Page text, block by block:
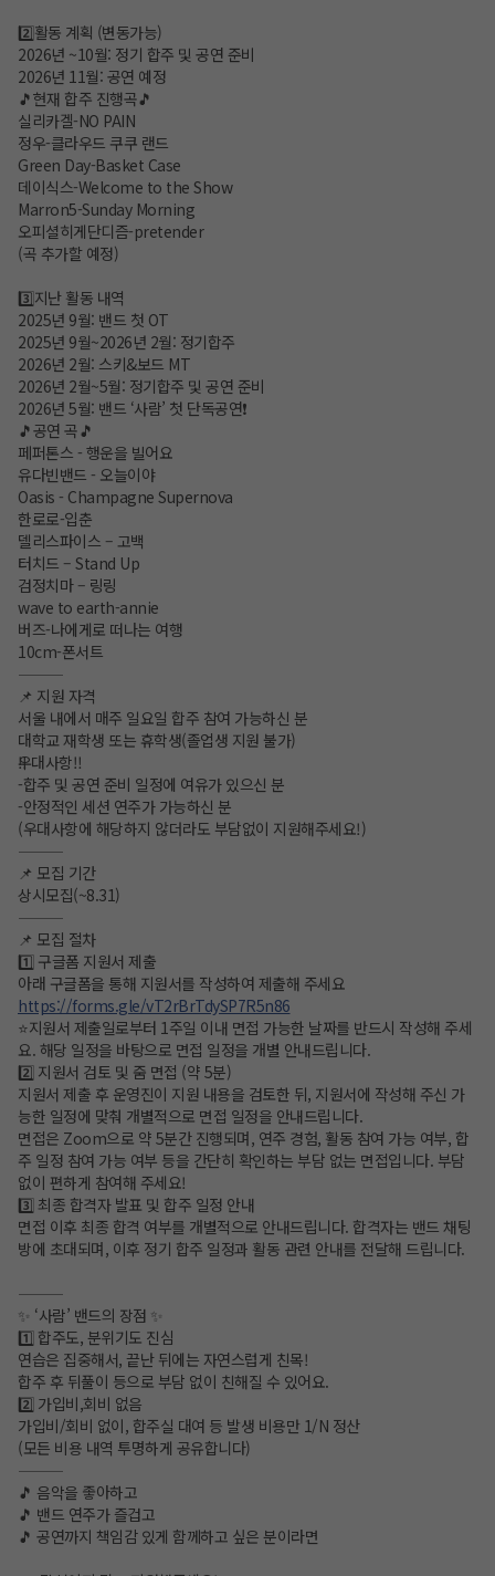
2️⃣활동 계획 (변동가능)
2026년 ~10월: 정기 합주 및 공연 준비
2026년 11월: 공연 예정
🎵현재 합주 진행곡🎵
실리카겔-NO PAIN
정우-클라우드 쿠쿠 랜드
Green Day-Basket Case
데이식스-Welcome to the Show
Marron5-Sunday Morning
오피셜히게단디즘-pretender
(곡 추가할 예정)
3️⃣지난 활동 내역
2025년 9월: 밴드 첫 OT
2025년 9월~2026년 2월: 정기합주
2026년 2월: 스키&보드 MT
2026년 2월~5월: 정기합주 및 공연 준비
2026년 5월: 밴드 ‘사람’ 첫 단독공연❗️
🎵공연 곡🎵
페퍼톤스 - 행운을 빌어요
유다빈밴드 - 오늘이야
Oasis - Champagne Supernova
한로로-입춘
델리스파이스 – 고백
터치드 – Stand Up
검정치마 – 링링
wave to earth-annie
버즈-나에게로 떠나는 여행
10cm-폰서트
⸻
📌 지원 자격
서울 내에서 매주 일요일 합주 참여 가능하신 분
대학교 재학생 또는 휴학생(졸업생 지원 불가)
‼️우대사항‼️
-합주 및 공연 준비 일정에 여유가 있으신 분
-안정적인 세션 연주가 가능하신 분
(우대사항에 해당하지 않더라도 부담없이 지원해주세요!)
⸻
📌 모집 기간
상시모집(~8.31)
⸻
📌 모집 절차
1️⃣ 구글폼 지원서 제출
아래 구글폼을 통해 지원서를 작성하여 제출해 주세요
https://forms.gle/vT2rBrTdySP7R5n86
⭐️지원서 제출일로부터 1주일 이내 면접 가능한 날짜를 반드시 작성해 주세
요. 해당 일정을 바탕으로 면접 일정을 개별 안내드립니다.
2️⃣ 지원서 검토 및 줌 면접 (약 5분)
지원서 제출 후 운영진이 지원 내용을 검토한 뒤, 지원서에 작성해 주신 가
능한 일정에 맞춰 개별적으로 면접 일정을 안내드립니다.
면접은 Zoom으로 약 5분간 진행되며, 연주 경험, 활동 참여 가능 여부, 합
주 일정 참여 가능 여부 등을 간단히 확인하는 부담 없는 면접입니다. 부담
없이 편하게 참여해 주세요!
3️⃣ 최종 합격자 발표 및 합주 일정 안내
면접 이후 최종 합격 여부를 개별적으로 안내드립니다. 합격자는 밴드 채팅
방에 초대되며, 이후 정기 합주 일정과 활동 관련 안내를 전달해 드립니다.
⸻
✨ ‘사람’ 밴드의 장점 ✨
1️⃣ 합주도, 분위기도 진심
연습은 집중해서, 끝난 뒤에는 자연스럽게 친목!
합주 후 뒤풀이 등으로 부담 없이 친해질 수 있어요.
2️⃣ 가입비,회비 없음
가입비/회비 없이, 합주실 대여 등 발생 비용만 1/N 정산
(모든 비용 내역 투명하게 공유합니다)
⸻
🎵 음악을 좋아하고
🎵 밴드 연주가 즐겁고
🎵 공연까지 책임감 있게 함께하고 싶은 분이라면